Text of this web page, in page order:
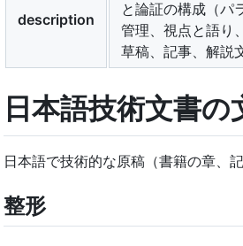
description
と論証の構成（パ
管理、視点と語り
草稿、記事、解説
日本語技術文書の
日本語で技術的な原稿（書籍の章、
整形